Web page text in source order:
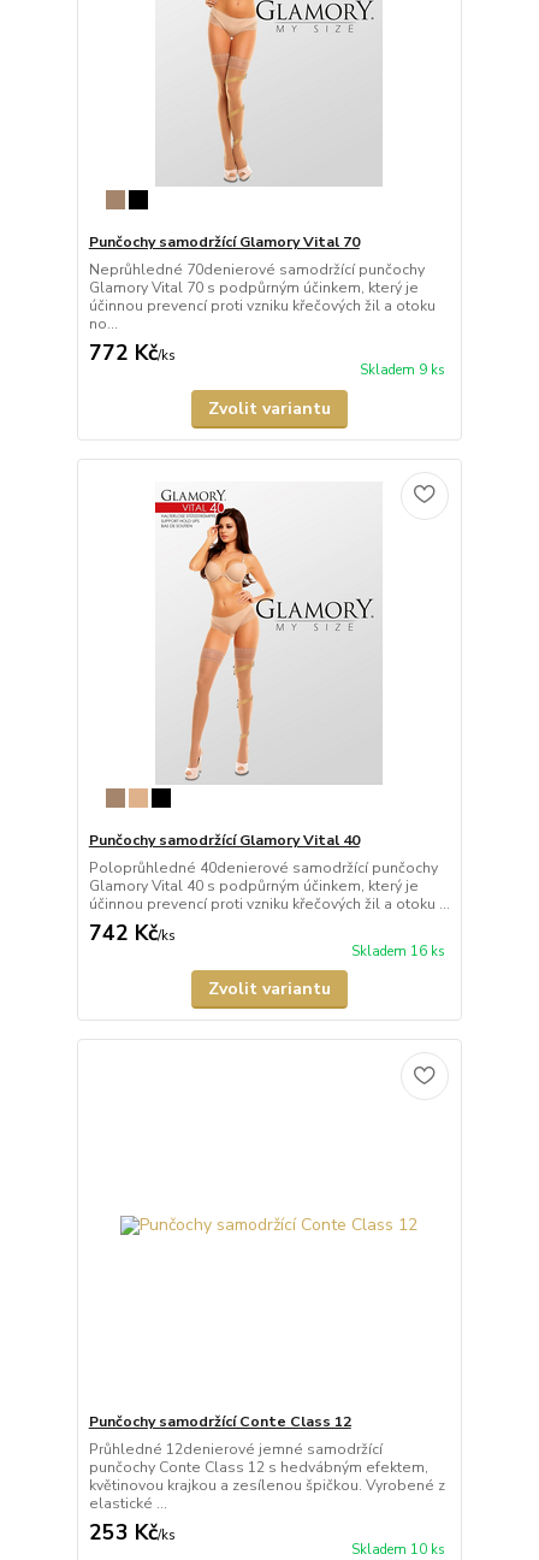
Punčochy samodržící Glamory Vital 70
Neprůhledné 70denierové samodržící punčochy
Glamory Vital 70 s podpůrným účinkem, který je
účinnou prevencí proti vzniku křečových žil a otoku
no...
772 Kč/ks
Skladem 9 ks
Zvolit variantu
Punčochy samodržící Glamory Vital 40
Poloprůhledné 40denierové samodržící punčochy
Glamory Vital 40 s podpůrným účinkem, který je
účinnou prevencí proti vzniku křečových žil a otoku ...
742 Kč/ks
Skladem 16 ks
Zvolit variantu
Punčochy samodržící Conte Class 12
Průhledné 12denierové jemné samodržící
punčochy Conte Class 12 s hedvábným efektem,
květinovou krajkou a zesílenou špičkou. Vyrobené z
elastické ...
253 Kč/ks
Skladem 10 ks